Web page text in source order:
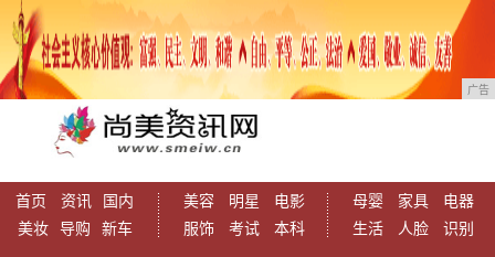
广告
首页 资讯
国内
美妆
导购 新车
美容 明星
电影
服饰
考试 本科
母婴 家具
电器
生活
人脸 识别